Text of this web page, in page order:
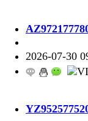
2026-07-30